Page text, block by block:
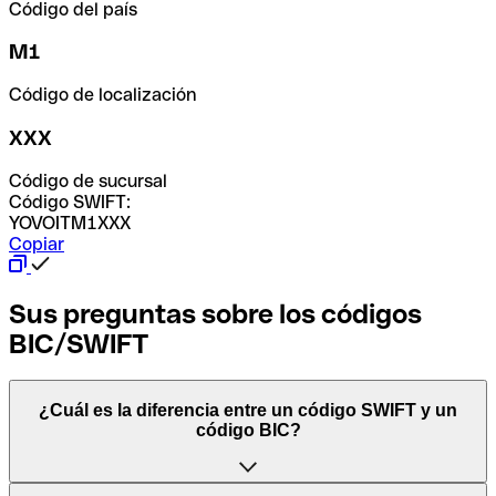
Código del país
M1
Código de localización
XXX
Código de sucursal
Código SWIFT:
YOVOITM1XXX
Copiar
Sus preguntas sobre los códigos
BIC/SWIFT
¿Cuál es la diferencia entre un código SWIFT y un
código BIC?